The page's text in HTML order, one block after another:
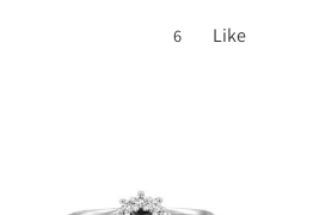
Like
6